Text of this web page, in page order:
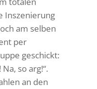
Insze­nie­rung
am selben
per
geschickt:
so arg!“.
an den